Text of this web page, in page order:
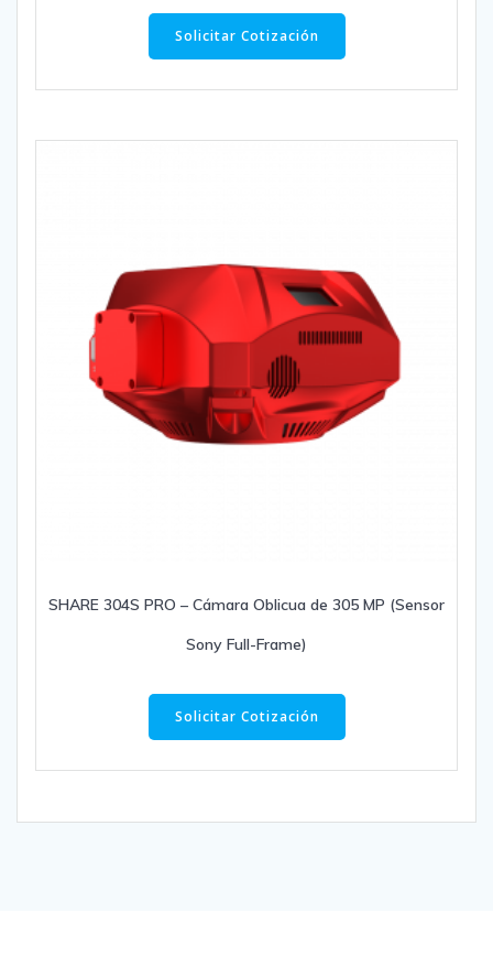
Solicitar Cotización
SHARE 304S PRO – Cámara Oblicua de 305 MP (Sensor
Sony Full-Frame)
Solicitar Cotización